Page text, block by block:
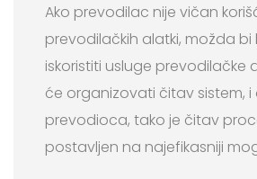
Ako prevodilac nije vičan
prevodilačkih alatki, možda
iskoristiti usluge prevodilačke
će organizovati čitav sistem, i
prevodioca, tako je čitav
postavljen na najefikasniji